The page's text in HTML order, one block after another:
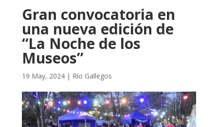
Gran convocatoria en
una nueva edición de
“La Noche de los
Museos”
19 May, 2024| Río Gallegos